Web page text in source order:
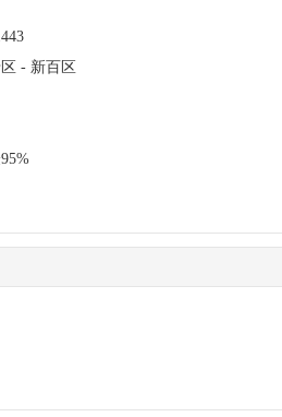
- 新百区